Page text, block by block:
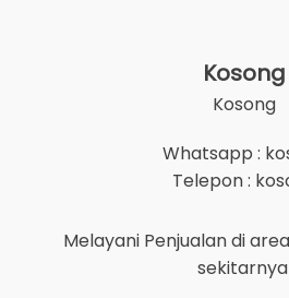
Kosong
Kosong
Whatsapp :
Telepon :
Melayani Penjualan di area
sekitarnya